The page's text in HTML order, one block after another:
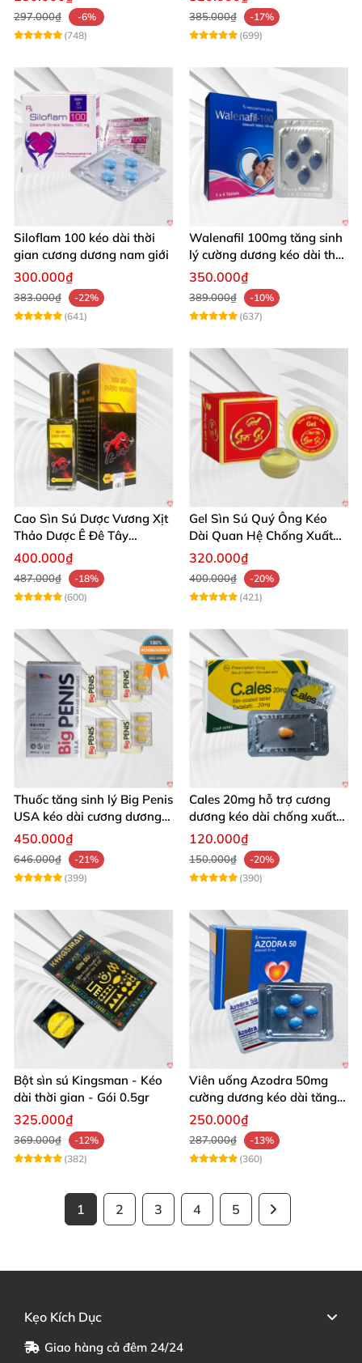
297.000₫
-6%
(748)
385.000₫
-17%
(699)
Siloflam 100 kéo dài thời
gian cương dương nam giới
300.000₫
383.000₫
-22%
(641)
Walenafil 100mg tăng sinh
lý cường dương kéo dài thời
gian
350.000₫
389.000₫
-10%
(637)
Cao Sìn Sú Dược Vương Xịt
Thảo Dược Ê Đê Tây
Nguyên Hỗ Trợ Xuất Tinh
400.000₫
487.000₫
-18%
(600)
Gel Sìn Sú Quý Ông Kéo
Dài Quan Hệ Chống Xuất
Tinh Sớm
320.000₫
400.000₫
-20%
(421)
Thuốc tăng sinh lý Big Penis
USA kéo dài cương dương
chống xuất tinh sớm
450.000₫
646.000₫
-21%
(399)
Cales 20mg hỗ trợ cương
dương kéo dài chống xuất
tinh sớm thành phần
120.000₫
150.000₫
-20%
(390)
Bột sìn sú Kingsman - Kéo
dài thời gian - Gói 0.5gr
325.000₫
369.000₫
-12%
(382)
Viên uống Azodra 50mg
cường dương kéo dài tăng
sinh lý nam
250.000₫
287.000₫
-13%
(360)
1 2 3 4 5
Kẹo Kích Dục
Giao hàng cả đêm 24/24